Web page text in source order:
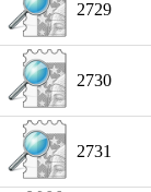
2729
2730
2731